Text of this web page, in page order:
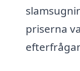
priserna